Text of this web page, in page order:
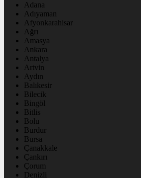
Adana
Adıyaman
Afyonkarahisar
Ağrı
Amasya
Ankara
Antalya
Artvin
Aydın
Balıkesir
Bilecik
Bingöl
Bitlis
Bolu
Burdur
Bursa
Çanakkale
Çankırı
Çorum
Denizli